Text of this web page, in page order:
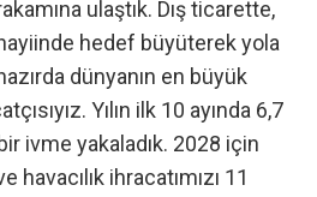
ulaştık. Dış ticarette,
hedef büyüterek yola
dünyanın en büyük
Yılın ilk 10 ayında 6,7
ivme yakaladık. 2028 için
ihracatımızı 11